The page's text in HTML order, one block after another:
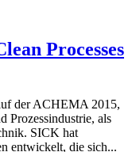
Processes
der ACHEMA 2015,
Prozessindustrie, als
SICK hat
entwickelt, die sich...